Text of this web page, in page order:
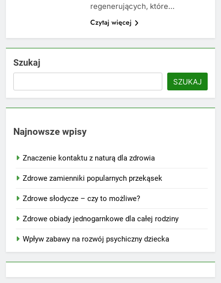
regenerujących, które…
Czytaj więcej
Szukaj
SZUKAJ
Najnowsze wpisy
Znaczenie kontaktu z naturą dla zdrowia
Zdrowe zamienniki popularnych przekąsek
Zdrowe słodycze – czy to możliwe?
Zdrowe obiady jednogarnkowe dla całej rodziny
Wpływ zabawy na rozwój psychiczny dziecka